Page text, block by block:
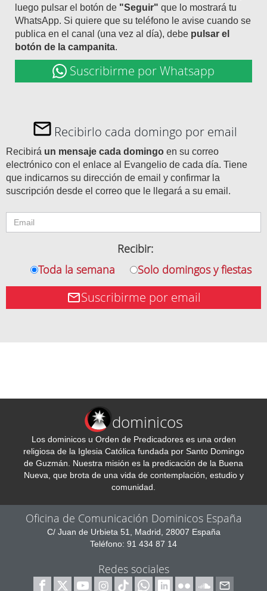
luego pulsar el botón de "Seguir" que lo mostrará tu
WhatsApp. Si quiere que su teléfono le avise cuando se
publica en el canal (una vez al día), debe pulsar el
botón de la campanita.
Suscribirme por Whatsapp
Recibirlo cada domingo por email
Recibirá un mensaje cada domingo en su correo
electrónico con el enlace al Evangelio de cada día. Tiene
que indicarnos su dirección de email y confirmar la
suscripción desde el correo que le llegará a su email.
Recibir:
Toda la semana
Solo domingos y fiestas
Suscribirme por email
dominicos
Los dominicos u Orden de Predicadores es una orden
religiosa de la Iglesia Católica fundada por Santo Domingo
de Guzmán. Nuestra misión es la predicación de la Buena
Nueva, que brota de una vida de contemplación, estudio y
comunidad.
Oficina de Comunicación Dominicos España
C/ Juan de Urbieta 51, Madrid, 28007 España
Teléfono: 91 434 87 14
Redes sociales